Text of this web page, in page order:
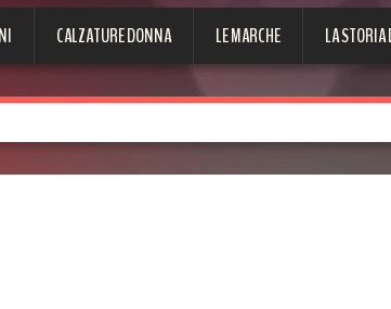
CALZATURE DONNA LE MARCHE LA STORIA